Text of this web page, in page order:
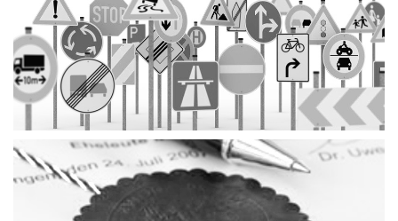
Verkehrsrecht